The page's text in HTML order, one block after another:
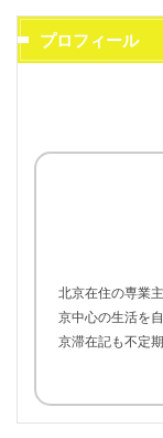
プロフィール
北京在住の専業
京中心の生活を
京滞在記も不定